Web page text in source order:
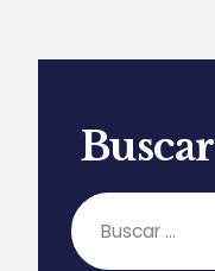
Buscar
Buscar: